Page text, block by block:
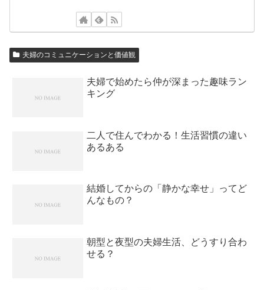
夫婦のコミュニケーションと価値観
夫婦で始めたら仲が深まった趣味ラン
キング
二人で住んでわかる！生活習慣の違い
あるある
結婚してからの「静かな幸せ」ってど
んなもの？
朝型と夜型の夫婦生活、どうすり合わ
せる？